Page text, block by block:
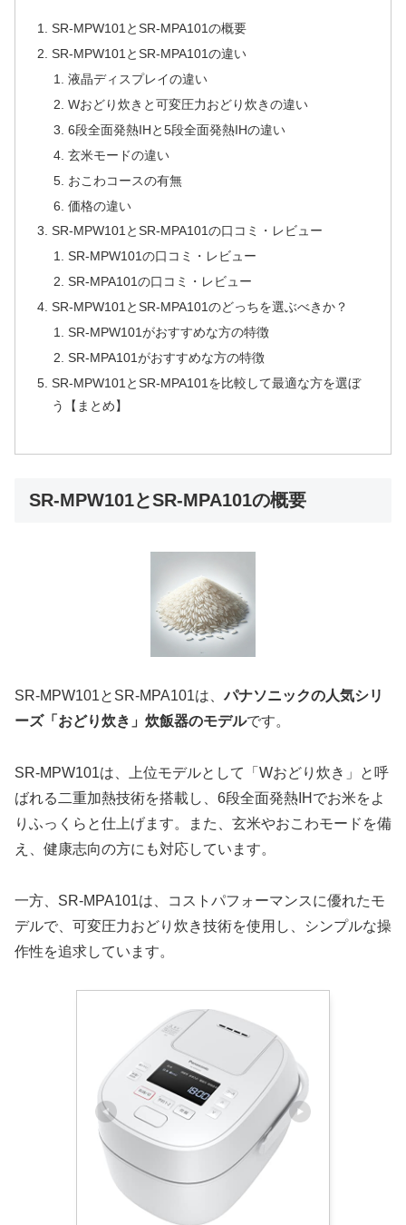
SR-MPW101とSR-MPA101の概要
SR-MPW101とSR-MPA101の違い
液晶ディスプレイの違い
Wおどり炊きと可変圧力おどり炊きの違い
6段全面発熱IHと5段全面発熱IHの違い
玄米モードの違い
おこわコースの有無
価格の違い
SR-MPW101とSR-MPA101の口コミ・レビュー
SR-MPW101の口コミ・レビュー
SR-MPA101の口コミ・レビュー
SR-MPW101とSR-MPA101のどっちを選ぶべきか？
SR-MPW101がおすすめな方の特徴
SR-MPA101がおすすめな方の特徴
SR-MPW101とSR-MPA101を比較して最適な方を選ぼ
う【まとめ】
SR-MPW101とSR-MPA101の概要
SR-MPW101とSR-MPA101は、パナソニックの人気シリ
ーズ「おどり炊き」炊飯器のモデルです。
SR-MPW101は、上位モデルとして「Wおどり炊き」と呼
ばれる二重加熱技術を搭載し、6段全面発熱IHでお米をよ
りふっくらと仕上げます。また、玄米やおこわモードを備
え、健康志向の方にも対応しています。
一方、SR-MPA101は、コストパフォーマンスに優れたモ
デルで、可変圧力おどり炊き技術を使用し、シンプルな操
作性を追求しています。